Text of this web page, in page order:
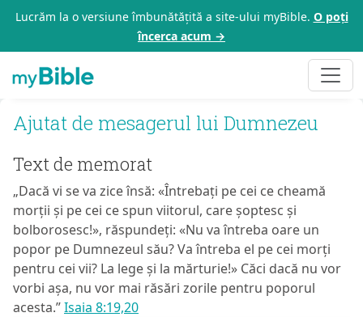
Lucrăm la o versiune îmbunătățită a site-ului myBible. O poți
încerca acum →
Ajutat de mesagerul lui Dumnezeu
Text de memorat
„Dacă vi se va zice însă: «Întrebați pe cei ce cheamă
morții și pe cei ce spun viitorul, care șoptesc și
bolborosesc!», răspundeți: «Nu va întreba oare un
popor pe Dumnezeul său? Va întreba el pe cei morți
pentru cei vii? La lege și la mărturie!» Căci dacă nu vor
vorbi așa, nu vor mai răsări zorile pentru poporul
acesta.”Isaia 8:19,20